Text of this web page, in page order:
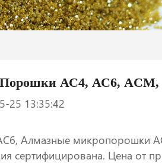
Порошки АС4, АС6,
25 13:35:42
Алмазные микропорошки
Цена от